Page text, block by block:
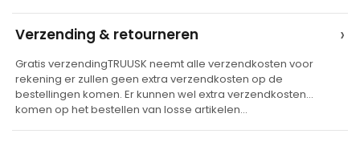
e
Verzending & retourneren ›
Gratis verzendingTRUUSK neemt alle verzendkosten voor
rekening er zullen geen extra verzendkosten op de
bestellingen komen. Er kunnen wel extra verzendkosten
komen op het bestellen van losse artikelen…